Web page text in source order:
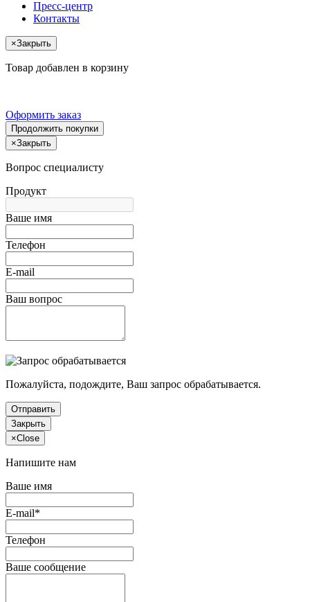
Пресс-центр
Контакты
×Закрыть
Товар добавлен в корзину
Оформить заказ
Продолжить покупки
×Закрыть
Вопрос специалисту
Продукт
Ваше имя
Телефон
E-mail
Ваш вопрос
Пожалуйста, подождите, Ваш запрос обрабатывается.
Отправить
Закрыть
×Close
Напишите нам
Ваше имя
E-mail*
Телефон
Ваше сообщение